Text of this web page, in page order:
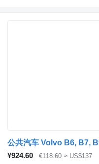
¥924.60 €118.60 ≈ US$137